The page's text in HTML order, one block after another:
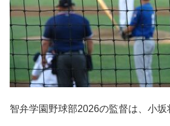
智弁学園野球部2026の監督は、小坂